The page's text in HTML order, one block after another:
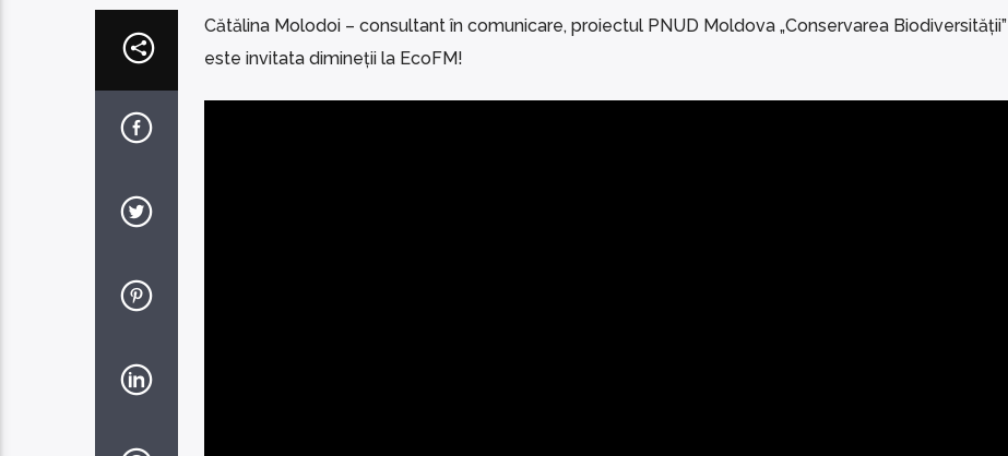
Cătălina Molodoi – consultant în comunicare, proiectul PNUD Moldova „Conservarea Biodiversității”
este invitata dimineții la EcoFM!